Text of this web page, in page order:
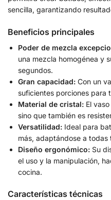
sencilla, garantizando
Beneficios principales
Poder de mezcla
una mezcla homogénea y
segundos.
Gran capacidad: Con un
suficientes porciones para
Material de cristal: El
sino que también es
Versatilidad: Ideal para
más, adaptándose a todas
Diseño ergonómico: Su
el uso y la manipulación,
cocina.
Características técnicas